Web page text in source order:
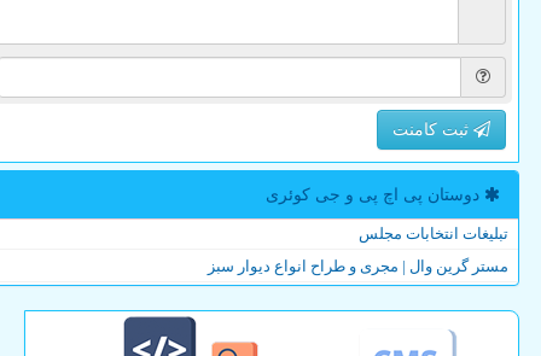
ثبت کامنت
دوستان پی اچ پی و جی كوئری
تبلیغات انتخابات مجلس
مستر گرین وال | مجری و طراح انواع دیوار سبز